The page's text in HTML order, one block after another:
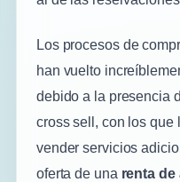
Los procesos de
han vuelto
debido a la presencia
cross sell, con los que
vender servicios
oferta de una renta de